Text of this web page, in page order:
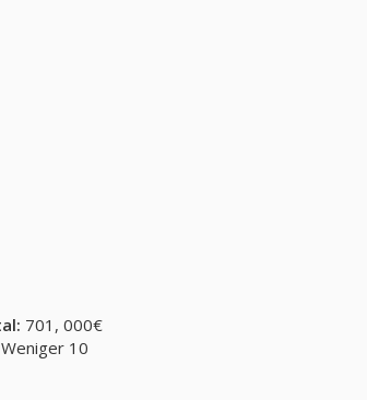
701, 000€
Weniger 10